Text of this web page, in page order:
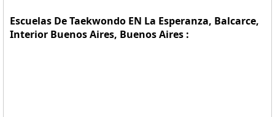
Escuelas De Taekwondo EN La Esperanza, Balcarce,
Interior Buenos Aires, Buenos Aires :